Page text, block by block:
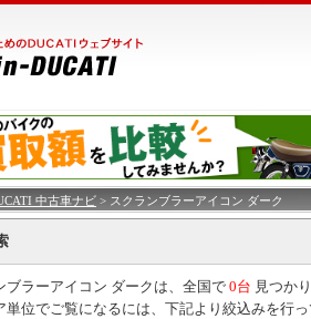
中古車ナビ > スクランブラーアイコン ダーク
ブラーアイコン ダークは、全国で 0台 見つか
単位でご覧になるには、下記より絞込みを行